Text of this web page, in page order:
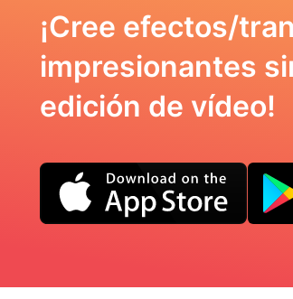
¡Cree efectos/
impresionantes
edición de vídeo!